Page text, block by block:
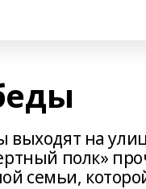
на
полк»
семьи,